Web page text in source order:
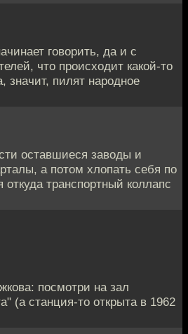
говорить, да и с
что происходит какой-то
значит, пилят народное
оставшиеся заводы и
а потом хлопать себя по
транспортный коллапс
посмотри на зал
(а станция-то открыта в 1962